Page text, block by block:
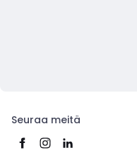
Seuraa meitä